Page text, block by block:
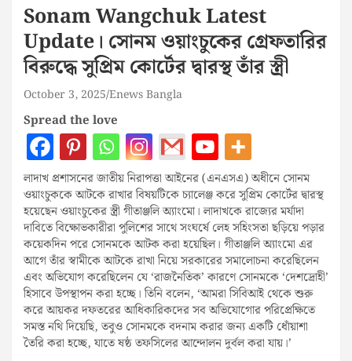
Sonam Wangchuk Latest
Update। সোনম ওয়াংচুকের গ্রেফতারির
বিরুদ্ধে সুপ্রিম কোর্টের দ্বারস্থ তাঁর স্ত্রী
October 3, 2025 Enews Bangla
Spread the love
লাদাখ প্রশাসনের জাতীয় নিরাপত্তা আইনের (এনএসএ) অধীনে সোনম
ওয়াংচুককে আটকে রাখার বিষয়টিকে চ্যালেঞ্জ করে সুপ্রিম কোর্টের দ্বারস্থ
হয়েছেন ওয়াংচুকের স্ত্রী গীতাঞ্জলি অ্যাংমো। লাদাখকে রাজ্যের মর্যাদা
দাবিতে বিক্ষোভকারীরা পুলিশের সাথে সংঘর্ষে লেহ সহিংসতা ছড়িয়ে পড়ার
কয়েকদিন পরে সোনমকে আটক করা হয়েছিল। গীতাঞ্জলি অ্যাংমো এর
আগে তাঁর স্বামীকে আটকে রাখা নিয়ে সরকারের সমালোচনা করেছিলেন
এবং অভিযোগ করেছিলেন যে ‘রাজনৈতিক’ কারণে সোনমকে ‘দেশদ্রোহী’
হিসাবে উপস্থাপন করা হচ্ছে। তিনি বলেন, ‘আমরা সিবিআই থেকে শুরু
করে আয়কর দফতরের আধিকারিকদের সব অভিযোগোর পরিপ্রেক্ষিতে
সমস্ত নথি দিয়েছি, তবুও সোনমকে বদনাম করার জন্য একটি ধোঁয়াশা
তৈরি করা হচ্ছে, যাতে ষষ্ঠ তফসিলের আন্দোলন দুর্বল করা যায়।’